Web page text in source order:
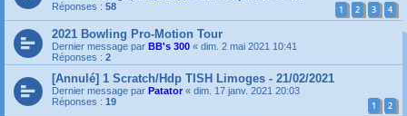
Réponses : 58 1 2 3 4
2021 Bowling Pro-Motion Tour
Dernier message par BB's 300 « dim. 2 mai 2021 10:41
Réponses : 2
[Annulé] 1 Scratch/Hdp TISH Limoges - 21/02/2021
Dernier message par Patator « dim. 17 janv. 2021 20:03
Réponses : 19 1 2